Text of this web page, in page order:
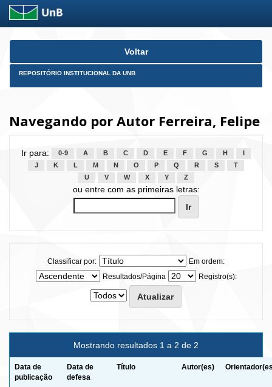
Skip
Voltar
REPOSITÓRIO INSTITUCIONAL DA UNB
Navegando por Autor Ferreira, Felipe
Ir para: 0-9 A B C D E F G H
J
K L M N O P Q R S
T
U
V W X Y Z
ou entre com as primeiras letras:
Classificar por:
Em ordem:
Resultados/Página
Registro(s):
Mostrando resultados 1 a 2 de 2
Data de
publicação
Data de
defesa
Título Autor(es)